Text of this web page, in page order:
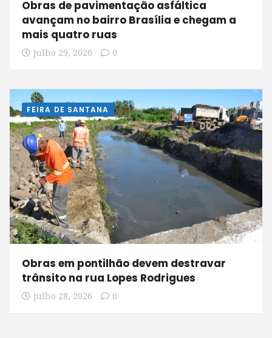
Obras de pavimentação asfáltica
avançam no bairro Brasília e chegam a
mais quatro ruas
julho 29, 2026 0
FEIRA DE SANTANA
Obras em pontilhão devem destravar
trânsito na rua Lopes Rodrigues
julho 28, 2026 0